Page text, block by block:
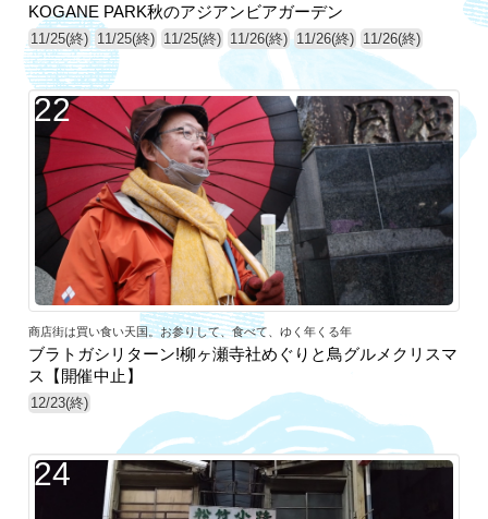
KOGANE PARK秋のアジアンビアガーデン
11/25(終) 11/25(終) 11/25(終) 11/26(終) 11/26(終) 11/26(終)
22
商店街は買い食い天国。お参りして、食べて、ゆく年くる年
ブラトガシリターン!柳ヶ瀬寺社めぐりと鳥グルメクリスマ
ス【開催中止】
12/23(終)
24